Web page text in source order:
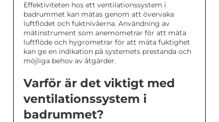
Effektiviteten hos ett ventilationssystem i
badrummet kan mätas genom att övervaka
luftflödet och fuktnivåerna. Användning av
mätinstrument som anemometrar för att mäta
luftflöde och hygrometrar för att mäta fuktighet
kan ge en indikation på systemets prestanda och
möjliga behov av åtgärder.
Varför är det viktigt med
ventilationssystem i
badrummet?